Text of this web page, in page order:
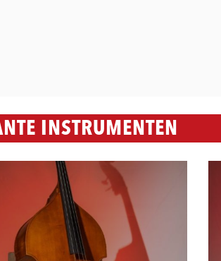
INSTRUMENTEN